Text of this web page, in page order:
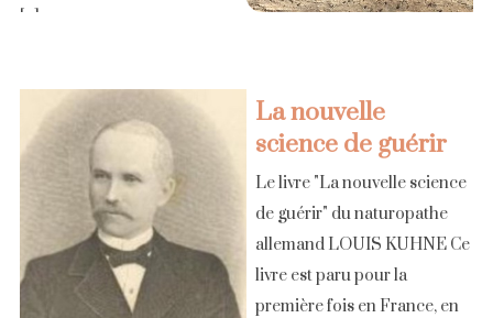
[...]
La nouvelle
science de guérir
Le livre "La nouvelle science
de guérir" du naturopathe
allemand LOUIS KUHNE Ce
livre est paru pour la
première fois en France, en